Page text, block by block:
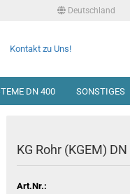
Deutschland
Kontakt zu Uns!
DN 400 SONSTIGES
KG Rohr (KGEM)
Art.Nr.: